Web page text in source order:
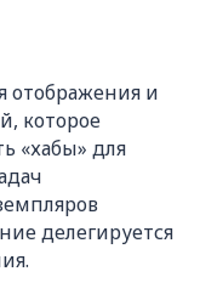
отображения и
которое
«хабы» для
делегируется